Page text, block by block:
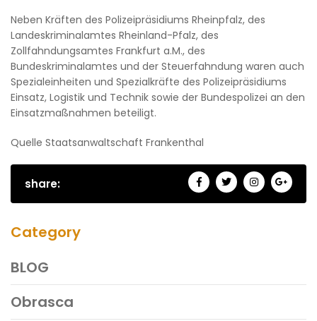
Neben Kräften des Polizeipräsidiums Rheinpfalz, des
Landeskriminalamtes Rheinland-Pfalz, des
Zollfahndungsamtes Frankfurt a.M., des
Bundeskriminalamtes und der Steuerfahndung waren auch
Spezialeinheiten und Spezialkräfte des Polizeipräsidiums
Einsatz, Logistik und Technik sowie der Bundespolizei an den
Einsatzmaßnahmen beteiligt.
Quelle Staatsanwaltschaft Frankenthal
share:
Category
BLOG
Obrasca